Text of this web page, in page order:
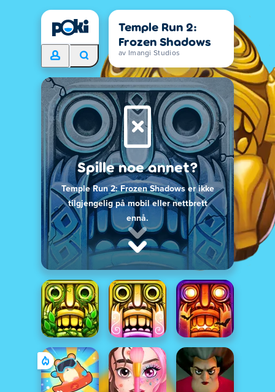
Temple Run 2:
Frozen Shadows
av Imangi Studios
Spille noe annet?
Temple Run 2: Frozen Shadows er ikke
tilgjengelig på mobil eller nettbrett
ennå.